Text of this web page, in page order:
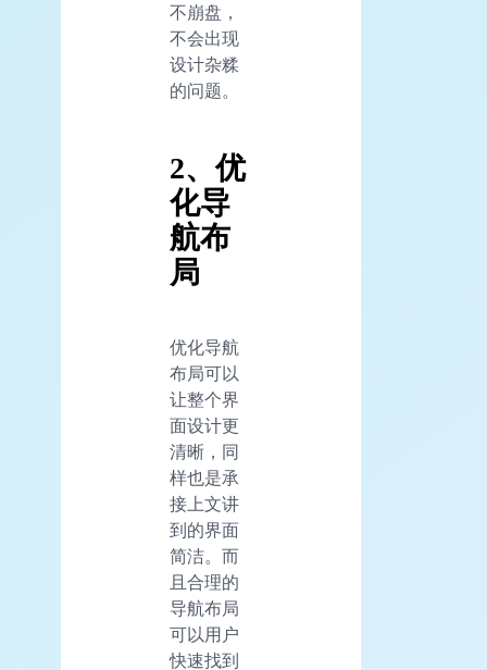
不崩盘，
不会出现
设计杂糅
的问题。
2、优
化导
航布
局
优化导航
布局可以
让整个界
面设计更
清晰，同
样也是承
接上文讲
到的界面
简洁。而
且合理的
导航布局
可以用户
快速找到